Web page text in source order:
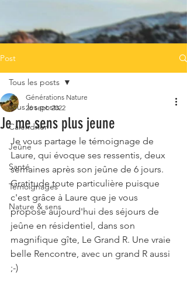
Post
Tous les posts
Calendrier
Jeûne
Santé
Témoignages
Nature & sens
Tous les posts
Je me sens plus jeune
Générations Nature
26 sept. 2022
Je vous partage le témoignage de
Laure, qui évoque ses ressentis, deux
semaines après son jeûne de 6 jours.
Gratitude toute particulière puisque
c'est grâce à Laure que je vous
propose aujourd'hui des séjours de
jeûne en résidentiel, dans son
magnifique gîte, Le Grand R. Une vraie
belle Rencontre, avec un grand R aussi
;-)